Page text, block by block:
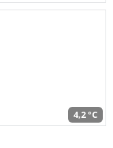
4,2 °C